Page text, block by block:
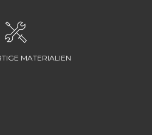
MATERIALIEN